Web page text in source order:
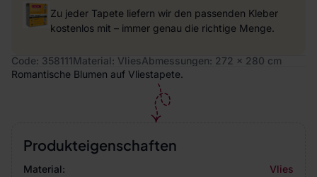
Zu jeder Tapete liefern wir den passenden Kleber
kostenlos mit – immer genau die richtige Menge.
Code: 358111Material: VliesAbmessungen: 272 x 280 cm
Romantische Blumen auf Vliestapete.
Produkteigenschaften
Material: Vlies